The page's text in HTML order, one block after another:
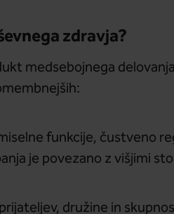
zdravja?
medsebojnega
funkcije, čustveno
je povezano z višjimi
družine in